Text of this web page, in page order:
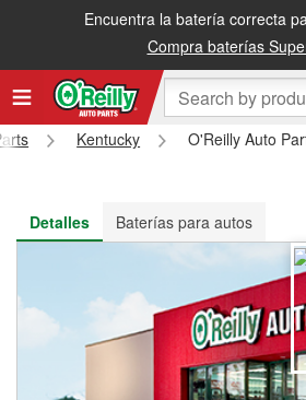
Encuentra la batería correcta
Compra baterías
Recibe tu orden gratis al día siguiente
Kentucky
O'Reilly Auto
Detalles
Baterías para autos